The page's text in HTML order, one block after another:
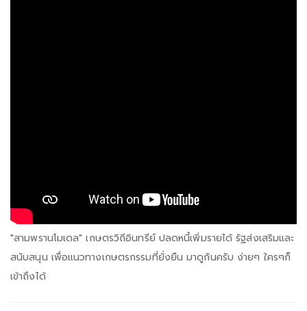
"สามพรานโมเดล" เกษตรวิถีอินทรีย์ ปลดหนี้เพิ่มรายได้ รัฐส่งเสริมและ
สนับสนุน เพื่อแนวทางเกษตรกรรมที่ยั่งยืน มาดูกันครับ ง่ายๆ ใครๆก็
เข้าถึงได้